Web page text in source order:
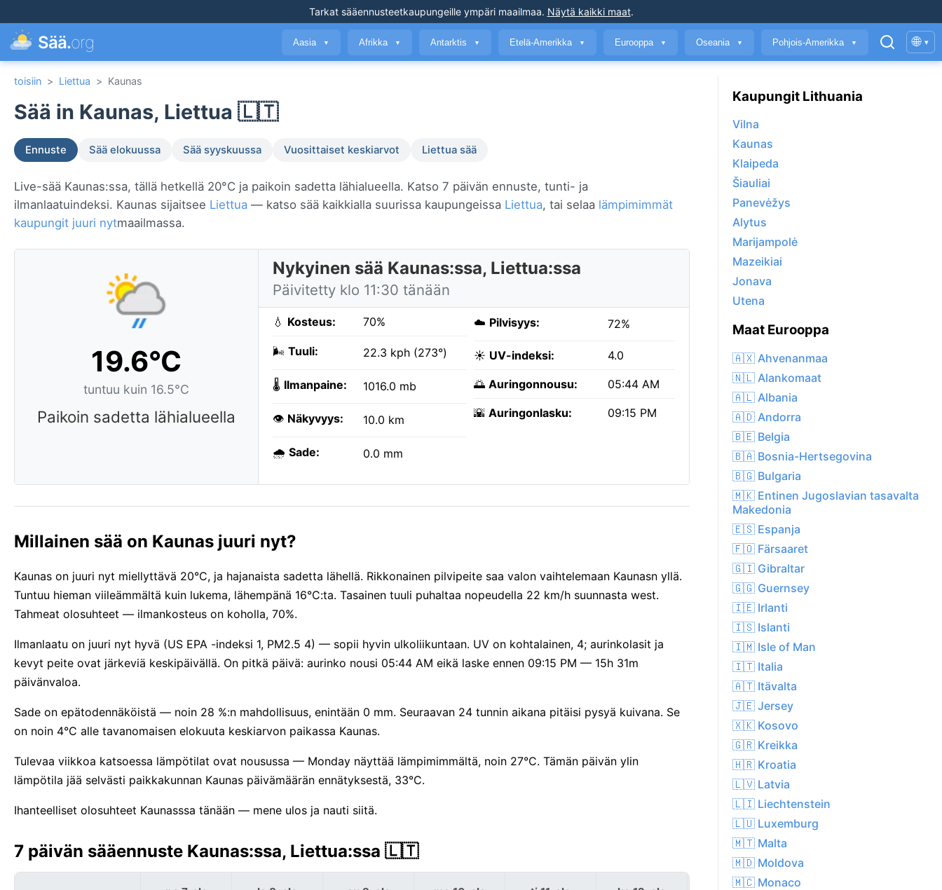
Tarkat sääennusteetkaupungeille ympäri maailmaa. Näytä kaikki maat.
Sää.org Aasia ▼ Afrikka ▼ Antarktis ▼ Etelä-Amerikka ▼ Eurooppa ▼ Oseania ▼ Pohjois-Amerikka ▼ 🌐 ▾
toisiin > Liettua > Kaunas
Sää in Kaunas, Liettua 🇱🇹
Ennuste Sää elokuussa Sää syyskuussa Vuosittaiset keskiarvot Liettua sää
Live-sää Kaunas:ssa, tällä hetkellä 20°C ja paikoin sadetta lähialueella. Katso 7 päivän ennuste, tunti- ja
ilmanlaatuindeksi. Kaunas sijaitsee Liettua — katso sää kaikkialla suurissa kaupungeissa Liettua, tai selaa lämpimimmät
kaupungit juuri nytmaailmassa.
19.6°C
tuntuu kuin 16.5°C
Paikoin sadetta lähialueella
Nykyinen sää Kaunas:ssa, Liettua:ssa
Päivitetty klo 11:30 tänään
💧 Kosteus: 70%
🌬️ Tuuli: 22.3 kph (273°)
🌡️ Ilmanpaine: 1016.0 mb
👁️ Näkyvyys: 10.0 km
🌧️ Sade: 0.0 mm
☁️ Pilvisyys: 72%
☀️ UV-indeksi: 4.0
🌅 Auringonnousu: 05:44 AM
🌇 Auringonlasku: 09:15 PM
Millainen sää on Kaunas juuri nyt?
Kaunas on juuri nyt miellyttävä 20°C, ja hajanaista sadetta lähellä. Rikkonainen pilvipeite saa valon vaihtelemaan Kaunasn yllä.
Tuntuu hieman viileämmältä kuin lukema, lähempänä 16°C:ta. Tasainen tuuli puhaltaa nopeudella 22 km/h suunnasta west.
Tahmeat olosuhteet — ilmankosteus on koholla, 70%.
Ilmanlaatu on juuri nyt hyvä (US EPA -indeksi 1, PM2.5 4) — sopii hyvin ulkoliikuntaan. UV on kohtalainen, 4; aurinkolasit ja
kevyt peite ovat järkeviä keskipäivällä. On pitkä päivä: aurinko nousi 05:44 AM eikä laske ennen 09:15 PM — 15h 31m
päivänvaloa.
Sade on epätodennäköistä — noin 28 %:n mahdollisuus, enintään 0 mm. Seuraavan 24 tunnin aikana pitäisi pysyä kuivana. Se
on noin 4°C alle tavanomaisen elokuuta keskiarvon paikassa Kaunas.
Tulevaa viikkoa katsoessa lämpötilat ovat nousussa — Monday näyttää lämpimimmältä, noin 27°C. Tämän päivän ylin
lämpötila jää selvästi paikkakunnan Kaunas päivämäärän ennätyksestä, 33°C.
Ihanteelliset olosuhteet Kaunasssa tänään — mene ulos ja nauti siitä.
7 päivän sääennuste Kaunas:ssa, Liettua:ssa 🇱🇹
Kaupungit Lithuania
Vilna
Kaunas
Klaipeda
Šiauliai
Panevėžys
Alytus
Marijampolė
Mazeikiai
Jonava
Utena
Maat Eurooppa
🇦🇽 Ahvenanmaa
🇳🇱 Alankomaat
🇦🇱 Albania
🇦🇩 Andorra
🇧🇪 Belgia
🇧🇦 Bosnia-Hertsegovina
🇧🇬 Bulgaria
🇲🇰 Entinen Jugoslavian tasavalta
Makedonia
🇪🇸 Espanja
🇫🇴 Färsaaret
🇬🇮 Gibraltar
🇬🇬 Guernsey
🇮🇪 Irlanti
🇮🇸 Islanti
🇮🇲 Isle of Man
🇮🇹 Italia
🇦🇹 Itävalta
🇯🇪 Jersey
🇽🇰 Kosovo
🇬🇷 Kreikka
🇭🇷 Kroatia
🇱🇻 Latvia
🇱🇮 Liechtenstein
🇱🇺 Luxemburg
🇲🇹 Malta
🇲🇩 Moldova
🇲🇨 Monaco